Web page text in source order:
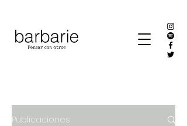
Publicaciones